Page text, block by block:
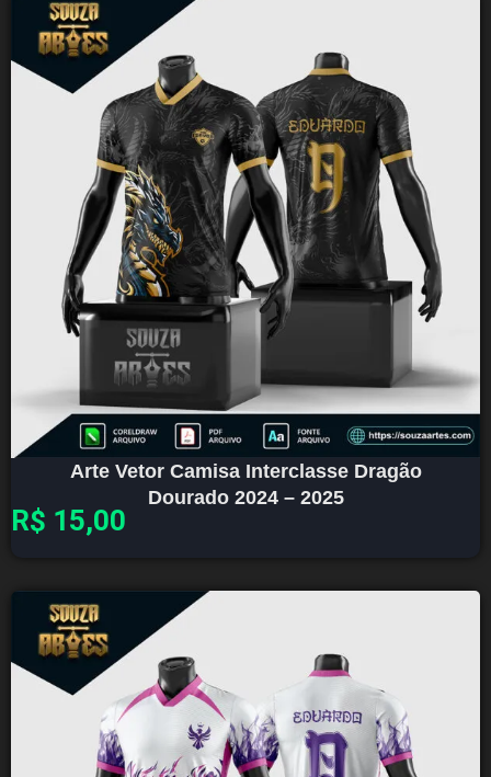
Arte Vetor Camisa Interclasse Dragão
Dourado 2024 – 2025
R$ 15,00